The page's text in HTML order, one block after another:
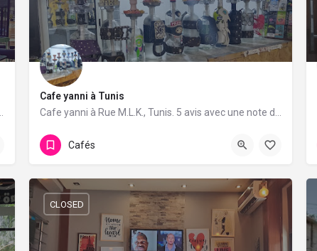
avec une note de 4.8/5.
Cafe yanni à Tunis
Cafe yanni à Rue M.L.K., Tunis. 5 avis avec une note de 3.4/5.
Cafés
CLOSED